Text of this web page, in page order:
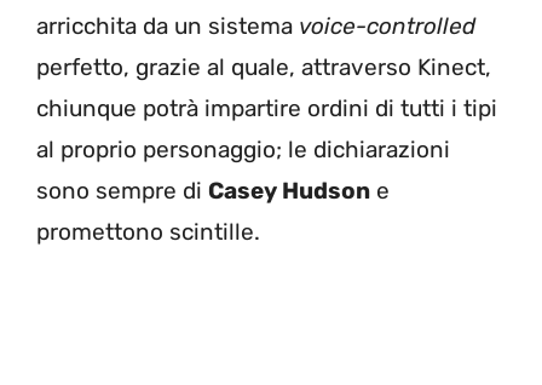
arricchita da un sistema voice-controlled
perfetto, grazie al quale, attraverso Kinect,
chiunque potrà impartire ordini di tutti i tipi
al proprio personaggio; le dichiarazioni
sono sempre di Casey Hudson e
promettono scintille.